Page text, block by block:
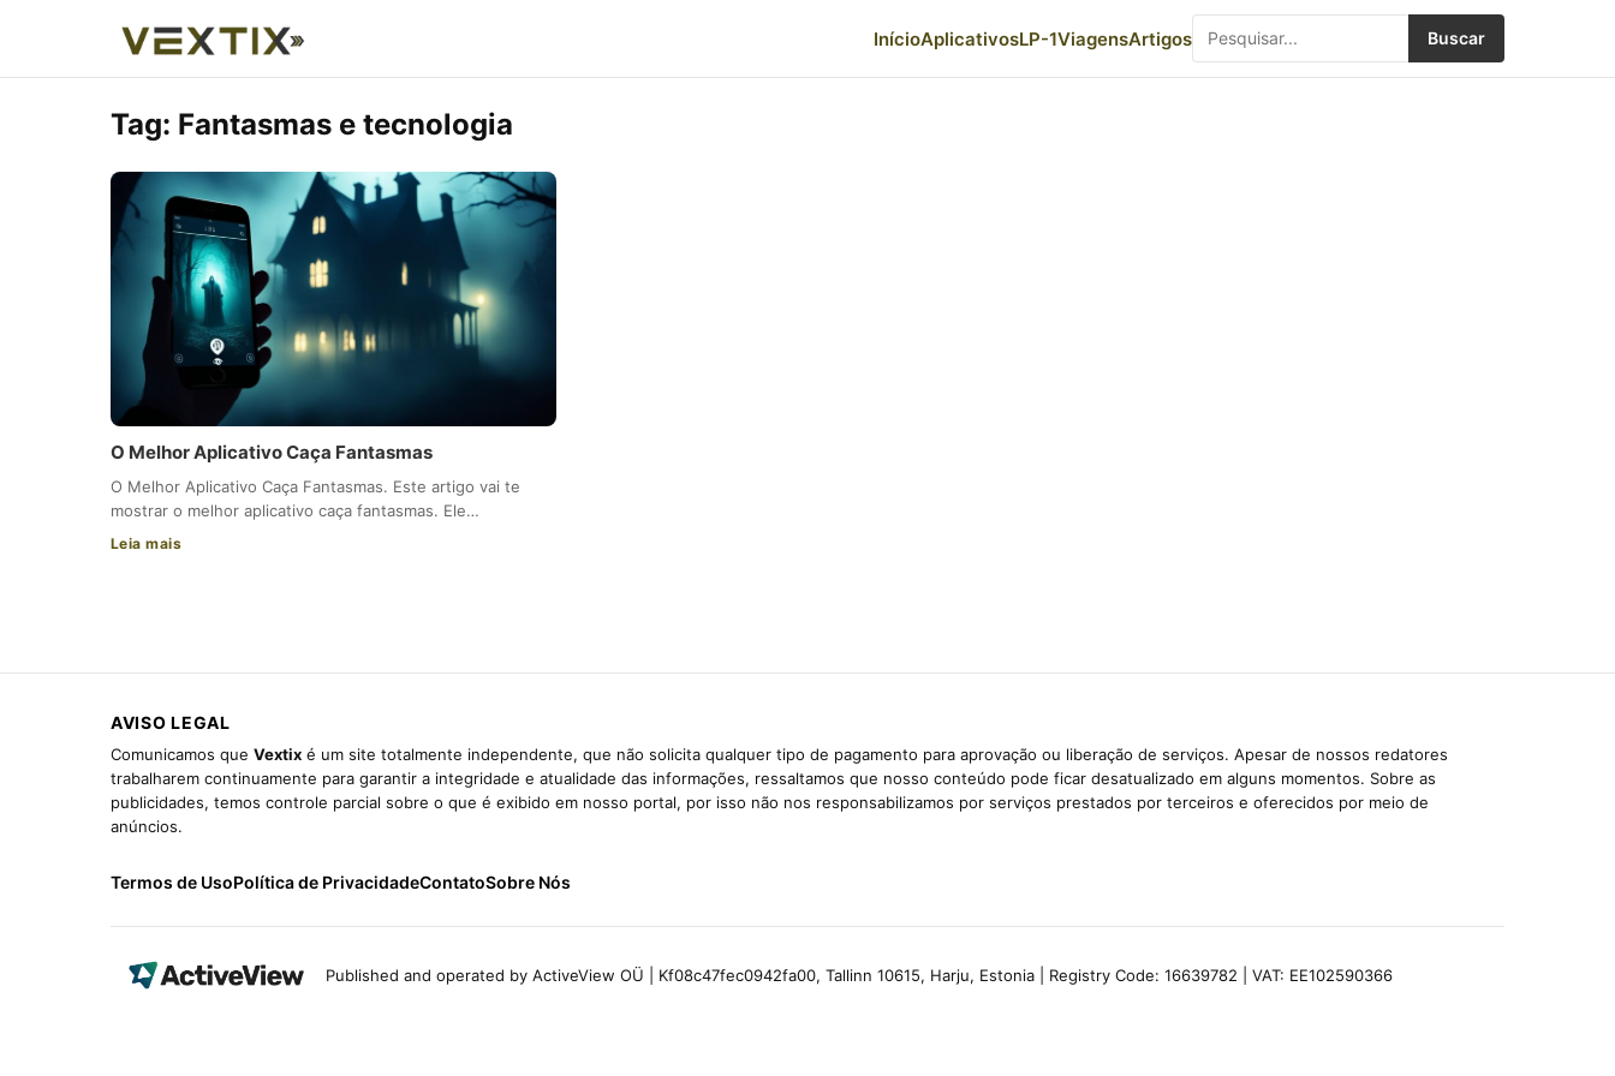
InícioAplicativosLP-1ViagensArtigos Buscar
Tag: Fantasmas e tecnologia
O Melhor Aplicativo Caça Fantasmas
O Melhor Aplicativo Caça Fantasmas. Este artigo vai te
mostrar o melhor aplicativo caça fantasmas. Ele…
Leia mais
AVISO LEGAL
Comunicamos que Vextix é um site totalmente independente, que não solicita qualquer tipo de pagamento para aprovação ou liberação de serviços. Apesar de nossos redatores
trabalharem continuamente para garantir a integridade e atualidade das informações, ressaltamos que nosso conteúdo pode ficar desatualizado em alguns momentos. Sobre as
publicidades, temos controle parcial sobre o que é exibido em nosso portal, por isso não nos responsabilizamos por serviços prestados por terceiros e oferecidos por meio de
anúncios.
Termos de UsoPolítica de PrivacidadeContatoSobre Nós
Published and operated by ActiveView OÜ | Kf08c47fec0942fa00, Tallinn 10615, Harju, Estonia | Registry Code: 16639782 | VAT: EE102590366